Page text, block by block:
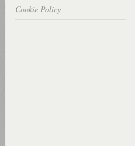
Cookie Policy